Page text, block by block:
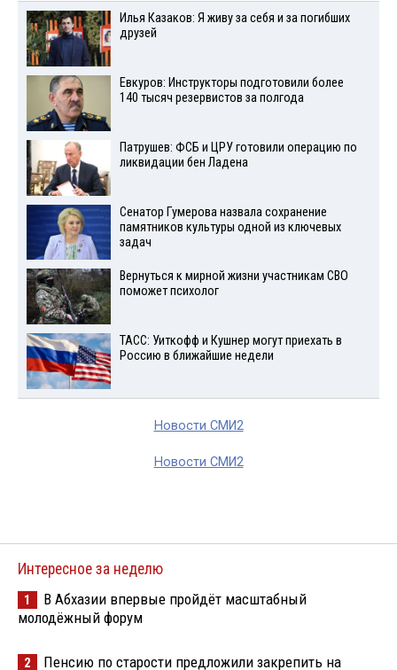
Илья Казаков: Я живу за себя и за погибших
друзей
Евкуров: Инструкторы подготовили более
140 тысяч резервистов за полгода
Патрушев: ФСБ и ЦРУ готовили операцию по
ликвидации бен Ладена
Сенатор Гумерова назвала сохранение
памятников культуры одной из ключевых
задач
Вернуться к мирной жизни участникам СВО
поможет психолог
ТАСС: Уиткофф и Кушнер могут приехать в
Россию в ближайшие недели
Новости СМИ2
Новости СМИ2
Интересное за неделю
1
В Абхазии впервые пройдёт масштабный
молодёжный форум
2
Пенсию по старости предложили закрепить на